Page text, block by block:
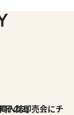
チャレンジ その2」